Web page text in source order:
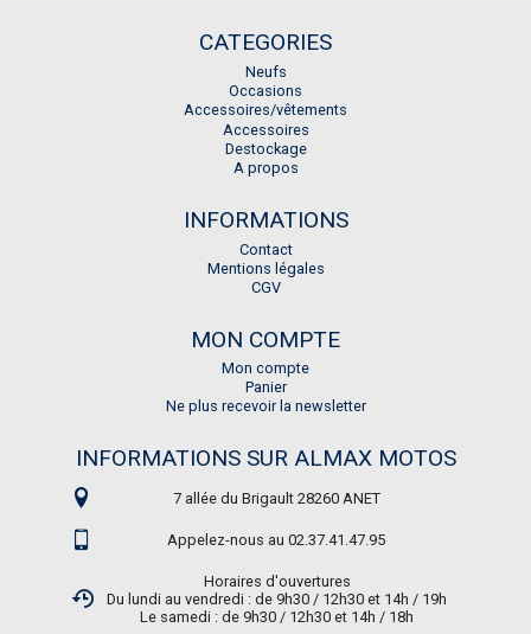
CATEGORIES
Neufs
Occasions
Accessoires/vêtements
Accessoires
Destockage
A propos
INFORMATIONS
Contact
Mentions légales
CGV
MON COMPTE
Mon compte
Panier
Ne plus recevoir la newsletter
INFORMATIONS SUR ALMAX MOTOS
7 allée du Brigault 28260 ANET
Appelez-nous au 02.37.41.47.95
Horaires d'ouvertures
Du lundi au vendredi : de 9h30 / 12h30 et 14h / 19h
Le samedi : de 9h30 / 12h30 et 14h / 18h